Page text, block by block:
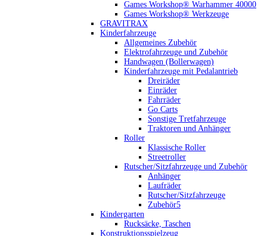
Games Workshop® Warhammer 40000
Games Workshop® Werkzeuge
GRAVITRAX
Kinderfahrzeuge
Allgemeines Zubehör
Elektrofahrzeuge und Zubehör
Handwagen (Bollerwagen)
Kinderfahrzeuge mit Pedalantrieb
Dreiräder
Einräder
Fahrräder
Go Carts
Sonstige Tretfahrzeuge
Traktoren und Anhänger
Roller
Klassische Roller
Streetroller
Rutscher/Sitzfahrzeuge und Zubehör
Anhänger
Laufräder
Rutscher/Sitzfahrzeuge
Zubehör5
Kindergarten
Rucksäcke, Taschen
Konstruktionsspielzeug